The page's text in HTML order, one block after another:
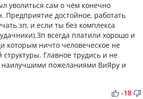
уволиться сам о чём конечно
достойное, работать
зп, и если ты без комплекса
всегда платили хорошо и
которым ничто человеческое не
Главное трудись и не
наилучшими пожеланиями ВиЯру и
thumb_up thumb_down
-18